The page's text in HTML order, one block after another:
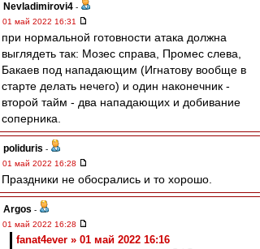
Nevladimirovi4 -
01 май 2022 16:31
при нормальной готовности атака должна
выглядеть так: Мозес справа, Промес слева,
Бакаев под нападающим (Игнатову вообще в
старте делать нечего) и один наконечник -
второй тайм - два нападающих и добивание
соперника.
poliduris -
01 май 2022 16:28
Праздники не обосрались и то хорошо.
Argos -
01 май 2022 16:28
fanat4ever » 01 май 2022 16:16